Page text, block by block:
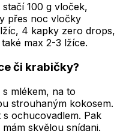
100 g vloček,
přes noc vločky
4 kapky zero drops,
max 2-3 lžíce.
či krabičky?
mlékem, na to
strouhaným kokosem.
ochucovadlem. Pak
skvělou snídani.